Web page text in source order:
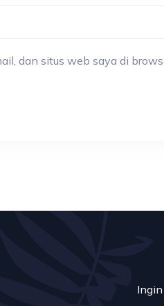
dan situs web saya di